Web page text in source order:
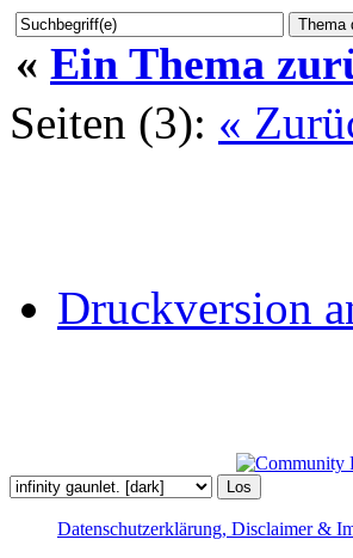
« Ein Thema
Seiten (3): «
Druckversion
Datenschutzerklärung, Disclaimer &